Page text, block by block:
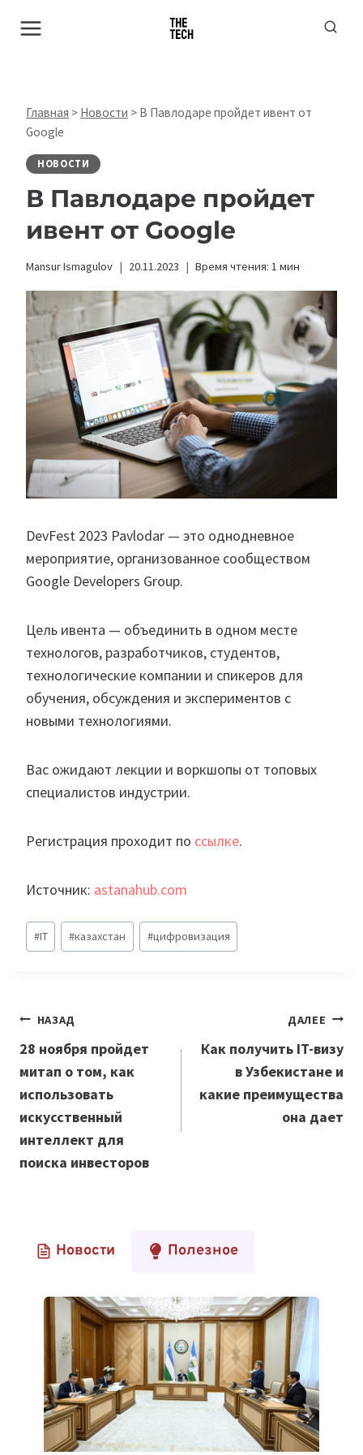
Главная > Новости > В Павлодаре пройдет ивент от
Google
НОВОСТИ
В Павлодаре пройдет
ивент от Google
Mansur Ismagulov 20.11.2023 Время чтения: 1 мин
DevFest 2023 Pavlodar — это однодневное
мероприятие, организованное сообществом
Google Developers Group.
Цель ивента — объединить в одном месте
технологов, разработчиков, студентов,
технологические компании и спикеров для
обучения, обсуждения и экспериментов с
новыми технологиями.
Вас ожидают лекции и воркшопы от топовых
специалистов индустрии.
Регистрация проходит по ссылке.
Источник: astanahub.com
Метки
записи:
#IT #казахстан #цифровизация
Навигация
по
записям
НАЗАД
28 ноября пройдет
митап о том, как
использовать
искусственный
интеллект для
поиска инвесторов
ДАЛЕЕ
Как получить IT-визу
в Узбекистане и
какие преимущества
она дает
Новости Полезное